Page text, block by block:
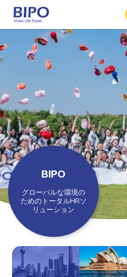
BIPO
グローバルな環境の
ためのトータルHRソ
リューション